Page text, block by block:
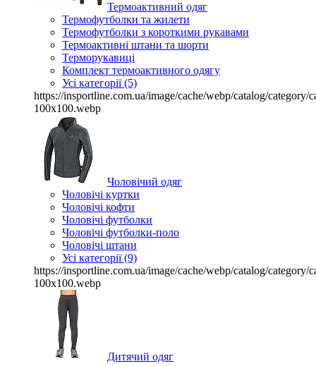
Термоактивний одяг
Термофутболки та жилети
Термофутболки з короткими рукавами
Термоактивні штани та шорти
Терморукавиці
Комплект термоактивного одягу
Усі категорії (5)
https://insportline.com.ua/image/cache/webp/catalog/category/
100x100.webp
Чоловічий одяг
Чоловічі куртки
Чоловічі кофти
Чоловічі футболки
Чоловічі футболки-поло
Чоловічі штани
Усі категорії (9)
https://insportline.com.ua/image/cache/webp/catalog/category/
100x100.webp
Дитячий одяг